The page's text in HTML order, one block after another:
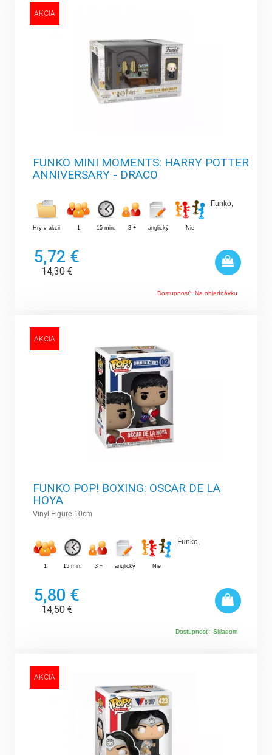
AKCIA
FUNKO MINI MOMENTS: HARRY POTTER
ANNIVERSARY - DRACO
Hry v akcii 1 15 min. 3 + anglický Nie
Funko
5,72 €
14,30€
Dostupnosť: Na objednávku
AKCIA
FUNKO POP! BOXING: OSCAR DE LA
HOYA
Vinyl Figure 10cm
1 15 min. 3 + anglický Nie
Funko,
5,80 €
14,50€
Dostupnosť: Skladom
AKCIA